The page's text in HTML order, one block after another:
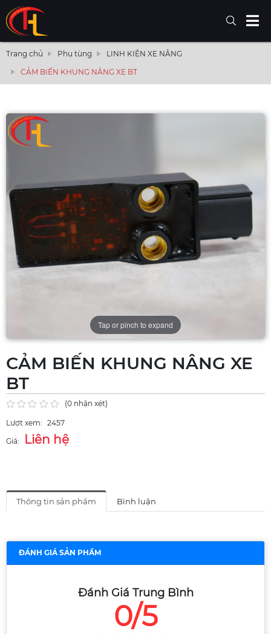
Trang chủ Phụ tùng
LINH KIỆN XE NÂNG
CẢM BIẾN KHUNG NÂNG XE BT
Tap or pinch to expand
CẢM BIẾN KHUNG NÂNG XE
BT
(0 nhận xét)
Lượt xem: 2457
Giá:
Liên hệ
Thông tin sản phẩm Bình luận
ĐÁNH GIÁ SẢN PHẨM
Đánh Giá Trung Bình
0/5